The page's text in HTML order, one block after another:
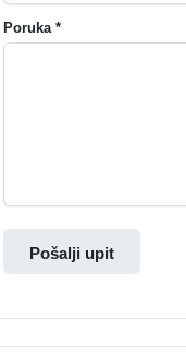
Poruka *
Pošalji upit